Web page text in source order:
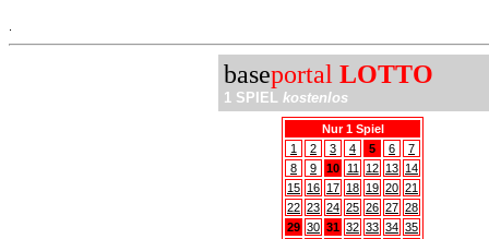
baseportal LOTTO
1 SPIEL kostenlos
Nur 1 Spiel
1
2 3 4 5 6
7
8
9 10 11 12 13 14
15 16 17 18 19 20 21
22 23 24 25 26 27 28
29 30 31 32 33 34 35